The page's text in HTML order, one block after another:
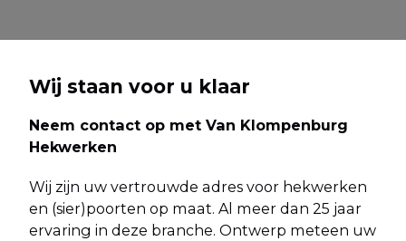
Wij staan voor u klaar
Neem contact op met Van Klompenburg
Hekwerken
Wij zijn uw vertrouwde adres voor hekwerken
en (sier)poorten op maat. Al meer dan 25 jaar
ervaring in deze branche. Ontwerp meteen uw